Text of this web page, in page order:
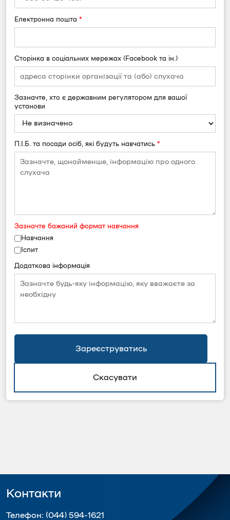
Електронна пошта *
Сторінка в соціальних мережах (Facebook та ін.)
Зазначте, хто є державним регулятором для вашої
установи
П.І.Б. та посади осіб, які будуть навчатись *
Зазначте бажаний формат навчання
Навчання
Іспит
Додаткова інформація
Зареєструватись
Скасувати
Контакти
Телефон: (044) 594-1621